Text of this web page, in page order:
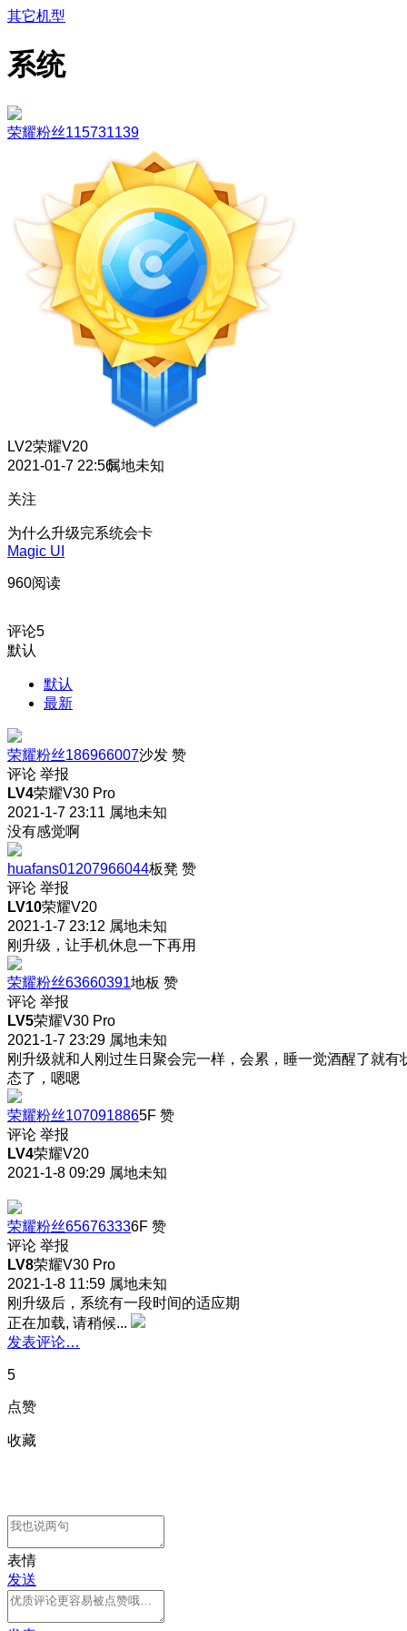
其它机型
系统
荣耀粉丝115731139
LV2荣耀V20
2021-01-7 22:56属地未知
关注
为什么升级完系统会卡
Magic UI
960阅读
评论5
默认
默认
最新
荣耀粉丝186966007沙发 赞
评论 举报
LV4荣耀V30 Pro
2021-1-7 23:11 属地未知
没有感觉啊
huafans01207966044板凳 赞
评论 举报
LV10荣耀V20
2021-1-7 23:12 属地未知
刚升级，让手机休息一下再用
荣耀粉丝63660391地板 赞
评论 举报
LV5荣耀V30 Pro
2021-1-7 23:29 属地未知
刚升级就和人刚过生日聚会完一样，会累，睡一觉酒醒了就有
态了，嗯嗯
荣耀粉丝1070918865F 赞
评论 举报
LV4荣耀V20
2021-1-8 09:29 属地未知
荣耀粉丝656763336F 赞
评论 举报
LV8荣耀V30 Pro
2021-1-8 11:59 属地未知
刚升级后，系统有一段时间的适应期
正在加载, 请稍候...
发表评论…
5
点赞
收藏
表情
发送